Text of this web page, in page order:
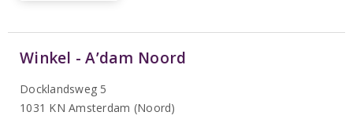
Winkel - A’dam Noord
Docklandsweg 5
1031 KN Amsterdam (Noord)